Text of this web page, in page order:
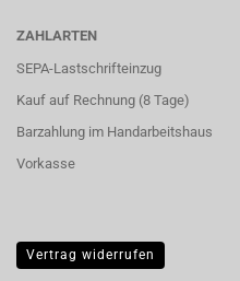
ZAHLARTEN
SEPA-Lastschrifteinzug
Kauf auf Rechnung (8 Tage)
Barzahlung im Handarbeitshaus
Vorkasse
Vertrag widerrufen